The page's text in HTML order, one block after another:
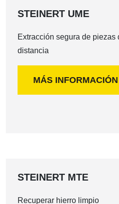
STEINERT UME
Extracción segura de piezas
distancia
MÁS INFORMACIÓN
STEINERT MTE
Recuperar hierro limpio